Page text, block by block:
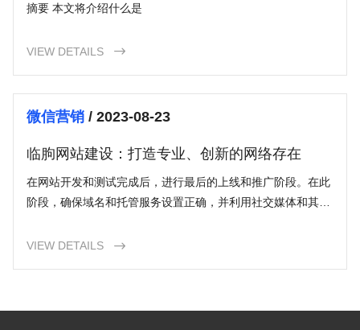
摘要 本文将介绍什么是
VIEW DETAILS 
微信营销/ 2023-08-23
临朐网站建设：打造专业、创新的网络存在
在网站开发和测试完成后，进行最后的上线和推广阶段。在此
阶段，确保域名和托管服务设置正确，并利用社交媒体和其他
VIEW DETAILS
